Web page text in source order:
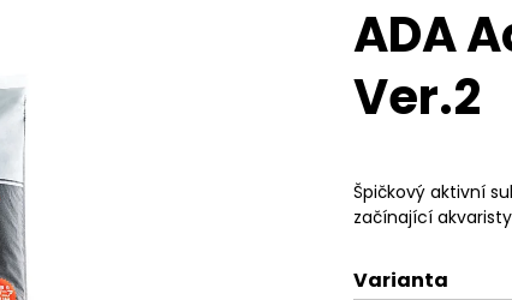
ADA
Ver.2
Špičkový aktivní
začínající akvaristy
Varianta